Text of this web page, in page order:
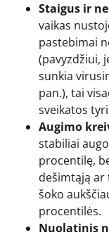
Staigus ir
vaikas
pastebimai
(pavyzdžiui,
sunkia
pan.), tai
sveikatos
Augimo
stabiliai
procentilę,
dešimtąją ar
šoko
procentilės.
Nuolatinis